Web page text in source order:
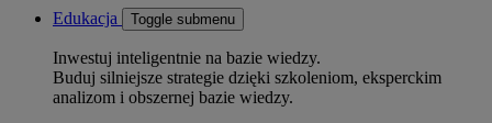
Edukacja Toggle submenu
Inwestuj inteligentnie na bazie wiedzy.
Buduj silniejsze strategie dzięki szkoleniom, eksperckim
analizom i obszernej bazie wiedzy.